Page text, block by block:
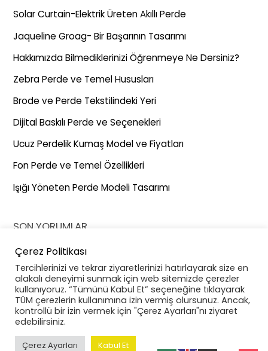
Solar Curtain-Elektrik Üreten Akıllı Perde
Jaqueline Groag- Bir Başarının Tasarımı
Hakkımızda Bilmediklerinizi Öğrenmeye Ne Dersiniz?
Zebra Perde ve Temel Hususları
Brode ve Perde Tekstilindeki Yeri
Dijital Baskılı Perde ve Seçenekleri
Ucuz Perdelik Kumaş Model ve Fiyatları
Fon Perde ve Temel Özellikleri
Işığı Yöneten Perde Modeli Tasarımı
SON YORUMLAR
26. İstanbul Uluslararası Ev Tekstili Fuarı
Tekstili Fuarı) Ertelenme Kararı - Gernaz Tekstil
CNR Expo Hakkında Her ŞeyiçinEVTEKS (Ev Tekstili
Fuarı) Ertelenme Kararı - Gernaz Tekstil
Çerez Politikası
Tercihlerinizi ve tekrar ziyaretlerinizi hatırlayarak size en
alakalı deneyimi sunmak için web sitemizde çerezler
kullanıyoruz. “Tümünü Kabul Et” seçeneğine tıklayarak
TÜM çerezlerin kullanımına izin vermiş olursunuz. Ancak,
kontrollü bir izin vermek için "Çerez Ayarları"nı ziyaret
edebilirsiniz.
Çerez Ayarları Kabul Et